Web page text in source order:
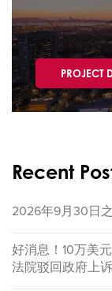
PROJECT
Recent
2026年9月30日
好消息！10万美
法院驳回政府上诉